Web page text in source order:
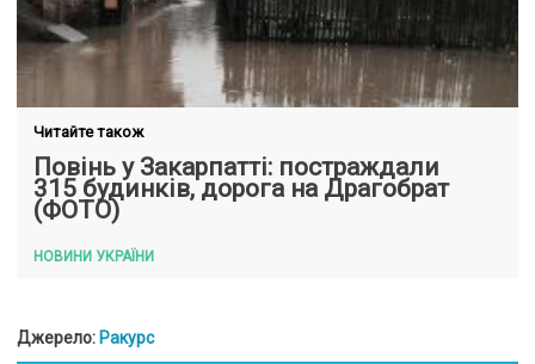
Читайте також
Повінь у Закарпатті: постраждали
315 будинків, дорога на Драгобрат
(ФОТО)
НОВИНИ УКРАЇНИ
Джерело: Ракурс